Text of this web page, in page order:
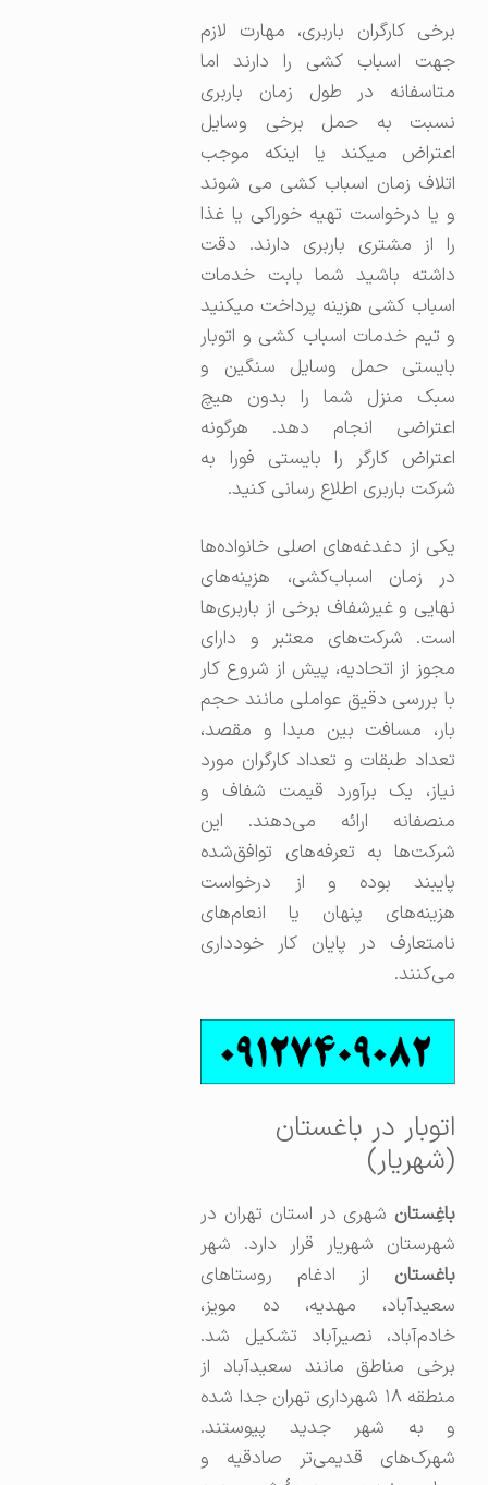
برخی کارگران باربری، مهارت لازم
جهت اسباب کشی را دارند اما
متاسفانه در طول زمان باربری
نسبت به حمل برخی وسایل
اعتراض میکند یا اینکه موجب
اتلاف زمان اسباب کشی می شوند
و یا درخواست تهیه خوراکی یا غذا
را از مشتری باربری دارند. دقت
داشته باشید شما بابت خدمات
اسباب کشی هزینه پرداخت میکنید
و تیم خدمات اسباب کشی و اتوبار
بایستی حمل وسایل سنگین و
سبک منزل شما را بدون هیچ
اعتراضی انجام دهد. هرگونه
اعتراض کارگر را بایستی فورا به
شرکت باربری اطلاع رسانی کنید.
یکی از دغدغه‌های اصلی خانواده‌ها
در زمان اسباب‌کشی، هزینه‌های
نهایی و غیرشفاف برخی از باربری‌ها
است. شرکت‌های معتبر و دارای
مجوز از اتحادیه، پیش از شروع کار
با بررسی دقیق عواملی مانند حجم
بار، مسافت بین مبدا و مقصد،
تعداد طبقات و تعداد کارگران مورد
نیاز، یک برآورد قیمت شفاف و
منصفانه ارائه می‌دهند. این
شرکت‌ها به تعرفه‌های توافق‌شده
پایبند بوده و از درخواست
هزینه‌های پنهان یا انعام‌های
نامتعارف در پایان کار خودداری
می‌کنند.
اتوبار در باغستان
(شهریار)
باغِستانشهری در استان تهران در
شهرستان شهریار قرار دارد. شهر
باغستاناز ادغام روستاهای
سعیدآباد، مهدیه، ده مویز،
خادم‌آباد، نصیرآباد تشکیل شد.
برخی مناطق مانند سعیدآباد از
منطقه ۱۸ شهرداری تهران جدا شده
و به شهر جدید پیوستند.
شهرک‌های قدیمی‌تر صادقیه و